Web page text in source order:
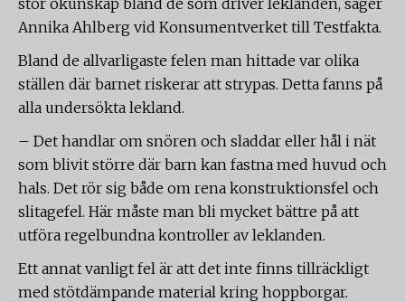
stor okunskap bland de som driver leklanden, säger
Annika Ahlberg vid Konsumentverket till Testfakta.
Bland de allvarligaste felen man hittade var olika
ställen där barnet riskerar att strypas. Detta fanns på
alla undersökta lekland.
– Det handlar om snören och sladdar eller hål i nät
som blivit större där barn kan fastna med huvud och
hals. Det rör sig både om rena konstruktionsfel och
slitagefel. Här måste man bli mycket bättre på att
utföra regelbundna kontroller av leklanden.
Ett annat vanligt fel är att det inte finns tillräckligt
med stötdämpande material kring hoppborgar.